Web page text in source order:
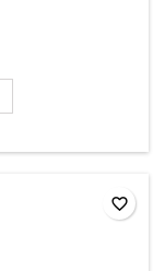
favorite_border